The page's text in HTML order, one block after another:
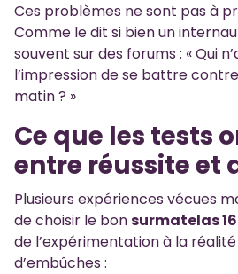
Ces problèmes ne sont pas à
Comme le dit si bien un
souvent sur des forums : « Qui
l’impression de se battre
matin ? »
Ce que les tests
entre réussite et
Plusieurs expériences vécues
de choisir le bonsurmatelas
de l’expérimentation à la
d’embûches :